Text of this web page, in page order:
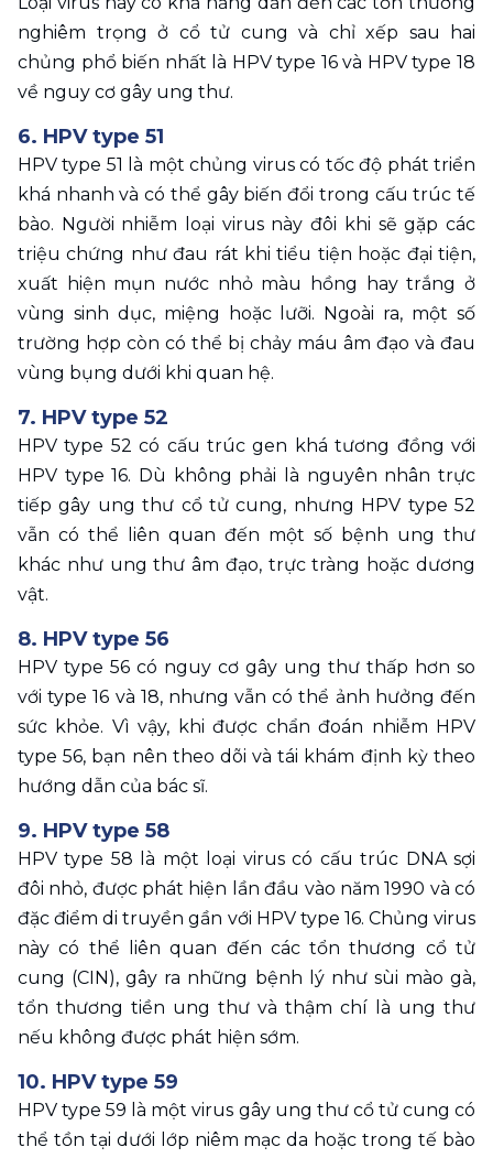
nghiêm trọng ở cổ tử cung và chỉ xếp sau hai
chủng phổ biến nhất là HPV type 16 và HPV type 18
về nguy cơ gây ung thư.
6. HPV type 51
HPV type 51 là một chủng virus có tốc độ phát triển
khá nhanh và có thể gây biến đổi trong cấu trúc tế
bào. Người nhiễm loại virus này đôi khi sẽ gặp các
triệu chứng như đau rát khi tiểu tiện hoặc đại tiện,
xuất hiện mụn nước nhỏ màu hồng hay trắng ở
vùng sinh dục, miệng hoặc lưỡi. Ngoài ra, một số
trường hợp còn có thể bị chảy máu âm đạo và đau
vùng bụng dưới khi quan hệ.
7. HPV type 52
HPV type 52 có cấu trúc gen khá tương đồng với
HPV type 16. Dù không phải là nguyên nhân trực
tiếp gây ung thư cổ tử cung, nhưng HPV type 52
vẫn có thể liên quan đến một số bệnh ung thư
khác như ung thư âm đạo, trực tràng hoặc dương
vật.
8. HPV type 56
HPV type 56 có nguy cơ gây ung thư thấp hơn so
với type 16 và 18, nhưng vẫn có thể ảnh hưởng đến
sức khỏe. Vì vậy, khi được chẩn đoán nhiễm HPV
type 56, bạn nên theo dõi và tái khám định kỳ theo
hướng dẫn của bác sĩ.
9. HPV type 58
HPV type 58 là một loại virus có cấu trúc DNA sợi
đôi nhỏ, được phát hiện lần đầu vào năm 1990 và có
đặc điểm di truyền gần với HPV type 16. Chủng virus
này có thể liên quan đến các tổn thương cổ tử
cung (CIN), gây ra những bệnh lý như sùi mào gà,
tổn thương tiền ung thư và thậm chí là ung thư
nếu không được phát hiện sớm.
10. HPV type 59
HPV type 59 là một virus gây ung thư cổ tử cung có
thể tồn tại dưới lớp niêm mạc da hoặc trong tế bào